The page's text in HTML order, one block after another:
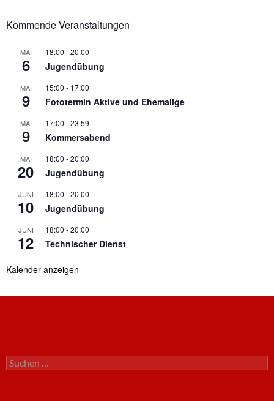
Kommende Veranstaltungen
MAI
6
18:00 -20:00
Jugendübung
MAI
9
15:00 - 17:00
Fototermin Aktive und Ehemalige
MAI
9
17:00 -23:59
Kommersabend
MAI
20
18:00 -20:00
Jugendübung
JUNI
10
18:00 -20:00
Jugendübung
JUNI
12
18:00 -20:00
Technischer Dienst
Kalender anzeigen
Suche
nach: